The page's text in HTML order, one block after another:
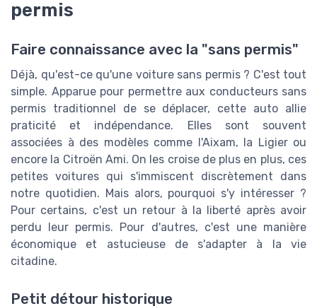
permis
Faire connaissance avec la "sans permis"
Déjà, qu'est-ce qu'une voiture sans permis ? C'est tout
simple. Apparue pour permettre aux conducteurs sans
permis traditionnel de se déplacer, cette auto allie
praticité et indépendance. Elles sont souvent
associées à des modèles comme l'Aixam, la Ligier ou
encore la Citroën Ami. On les croise de plus en plus, ces
petites voitures qui s'immiscent discrètement dans
notre quotidien. Mais alors, pourquoi s'y intéresser ?
Pour certains, c'est un retour à la liberté après avoir
perdu leur permis. Pour d'autres, c'est une manière
économique et astucieuse de s'adapter à la vie
citadine.
Petit détour historique